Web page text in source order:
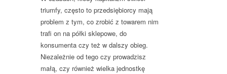
triumfy, często to przedsiębiorcy mają
problem z tym, co zrobić z towarem nim
trafi on na półki sklepowe, do
konsumenta czy też w dalszy obieg.
Niezależnie od tego czy prowadzisz
małą, czy również wielka jednostkę